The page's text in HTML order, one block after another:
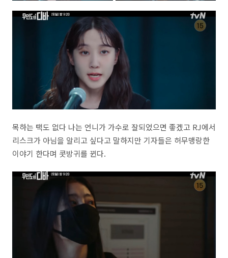
목하는 택도 없다 나는 언니가 가수로 잘되었으면 좋겠고 RJ에서
리스크가 아님을 알리고 싶다고 말하지만 기자들은 허무맹랑한
이야기 한다며 콧방귀를 뀐다.